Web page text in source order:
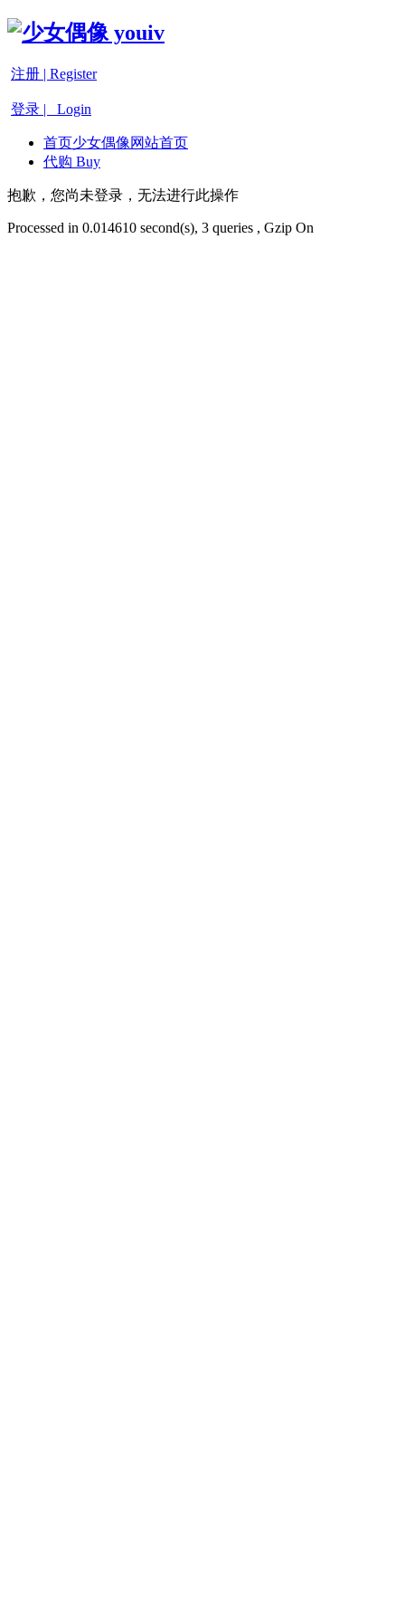
注册 | Register
登录 | Login
首页少女偶像网站首页
代购 Buy
抱歉，您尚未登录，无法进行此操作
Processed in 0.014610 second(s), 3 queries , Gzip On